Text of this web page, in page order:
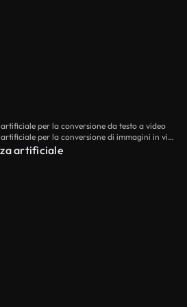
per la conversione da testo a video
Flussi di lavoro di intelligenza artificiale per la conversione di immagini in video
artificiale